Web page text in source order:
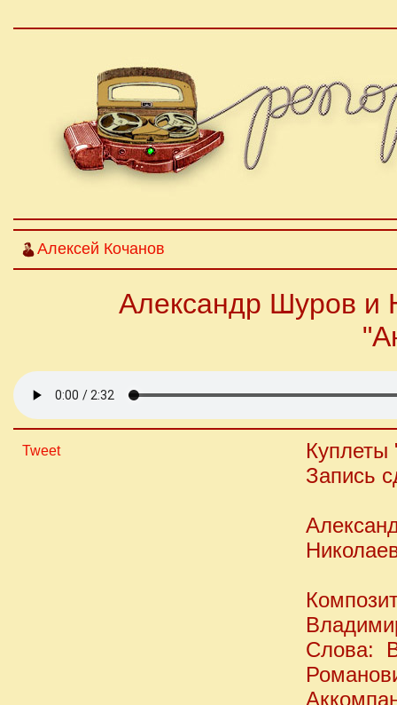
Алексей Кочанов
Александр Шуров и
Tweet
Запись
Cлова: